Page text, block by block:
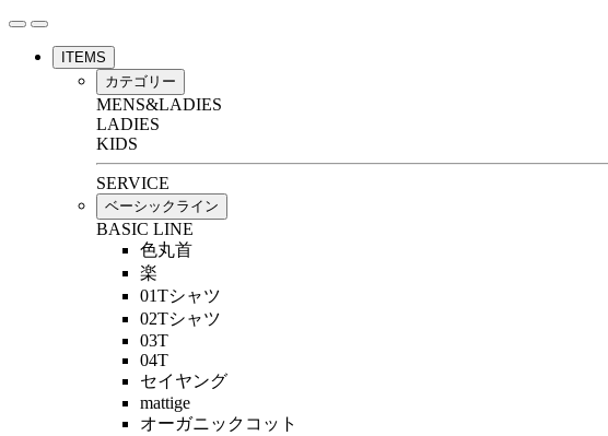
ITEMS
カテゴリー
MENS&LADIES
LADIES
KIDS
SERVICE
ベーシックライン
BASIC LINE
色丸首
楽
01Tシャツ
02Tシャツ
03T
04T
セイヤング
mattige
オーガニックコット